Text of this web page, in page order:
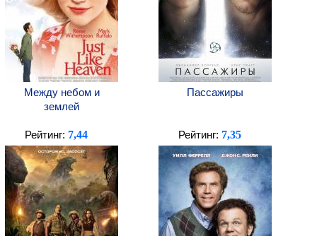
Между небом и
землей
Пассажиры
Рейтинг: 7,44 Рейтинг: 7,35